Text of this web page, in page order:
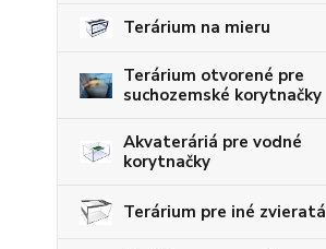
Terárium na mieru
Terárium otvorené pre
suchozemské korytnačky
Akvateráriá pre vodné
korytnačky
Terárium pre iné zvieratá